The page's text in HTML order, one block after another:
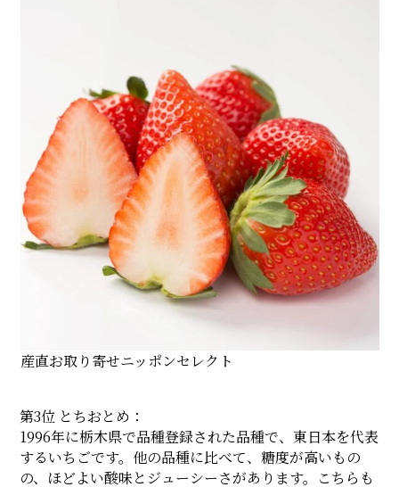
産直お取り寄せニッポンセレクト
第3位 とちおとめ：
1996年に栃木県で品種登録された品種で、東日本を代表
するいちごです。他の品種に比べて、糖度が高いもの
の、ほどよい酸味とジューシーさがあります。こちらも